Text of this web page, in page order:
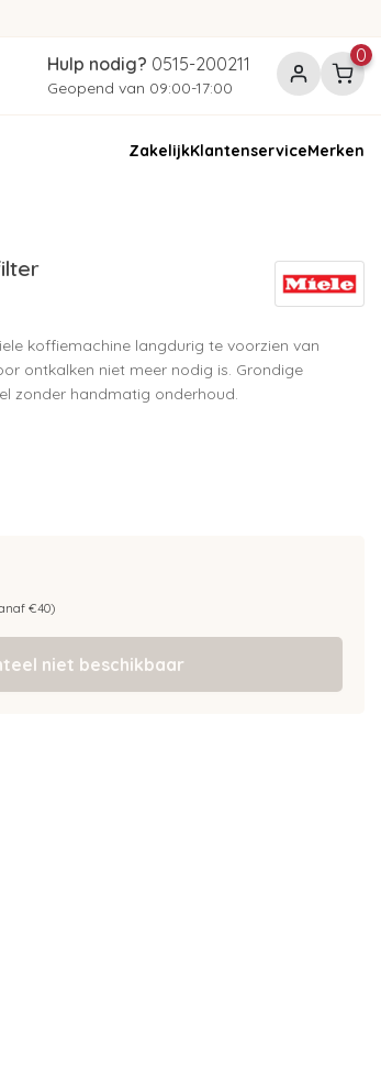
Hulp nodig? 0515-200211
Geopend van 09:00-17:00
0
ZakelijkKlantenserviceMerken
koffiemachine langdurig te voorzien van
ontkalken niet meer nodig is. Grondige
zonder handmatig onderhoud.
€40)
niet beschikbaar